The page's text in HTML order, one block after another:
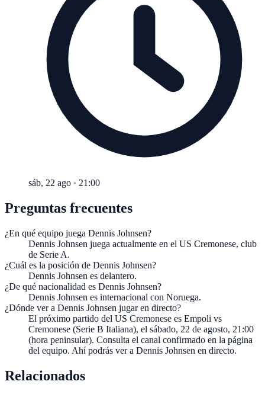
sáb, 22 ago · 21:00
Preguntas frecuentes
¿En qué equipo juega Dennis Johnsen?
Dennis Johnsen juega actualmente en el US Cremonese, club
de Serie A.
¿Cuál es la posición de Dennis Johnsen?
Dennis Johnsen es delantero.
¿De qué nacionalidad es Dennis Johnsen?
Dennis Johnsen es internacional con Noruega.
¿Dónde ver a Dennis Johnsen jugar en directo?
El próximo partido del US Cremonese es Empoli vs
Cremonese (Serie B Italiana), el sábado, 22 de agosto, 21:00
(hora peninsular). Consulta el canal confirmado en la página
del equipo. Ahí podrás ver a Dennis Johnsen en directo.
Relacionados